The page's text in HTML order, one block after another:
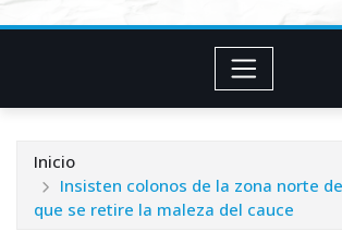
Inicio
Insisten colonos de la zona norte
que se retire la maleza del cauce